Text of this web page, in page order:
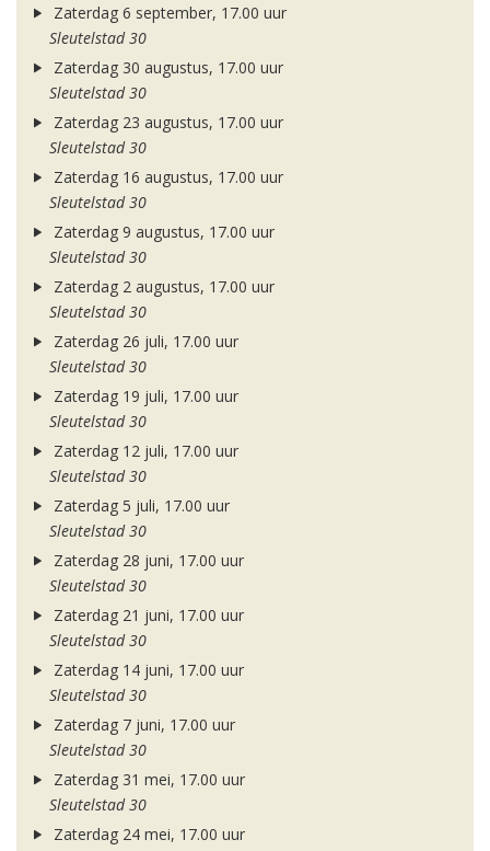
Zaterdag 6 september, 17.00 uur
Sleutelstad 30
Zaterdag 30 augustus, 17.00 uur
Sleutelstad 30
Zaterdag 23 augustus, 17.00 uur
Sleutelstad 30
Zaterdag 16 augustus, 17.00 uur
Sleutelstad 30
Zaterdag 9 augustus, 17.00 uur
Sleutelstad 30
Zaterdag 2 augustus, 17.00 uur
Sleutelstad 30
Zaterdag 26 juli, 17.00 uur
Sleutelstad 30
Zaterdag 19 juli, 17.00 uur
Sleutelstad 30
Zaterdag 12 juli, 17.00 uur
Sleutelstad 30
Zaterdag 5 juli, 17.00 uur
Sleutelstad 30
Zaterdag 28 juni, 17.00 uur
Sleutelstad 30
Zaterdag 21 juni, 17.00 uur
Sleutelstad 30
Zaterdag 14 juni, 17.00 uur
Sleutelstad 30
Zaterdag 7 juni, 17.00 uur
Sleutelstad 30
Zaterdag 31 mei, 17.00 uur
Sleutelstad 30
Zaterdag 24 mei, 17.00 uur